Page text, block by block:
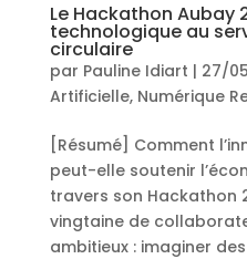
Le Hackathon Aubay
technologique au
circulaire
par Pauline Idiart | 27/
Artificielle, Numérique
[Résumé] Comment
peut-elle soutenir
travers son Hackathon
vingtaine de
ambitieux : imaginer